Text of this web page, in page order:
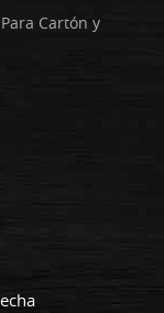
Cartón y